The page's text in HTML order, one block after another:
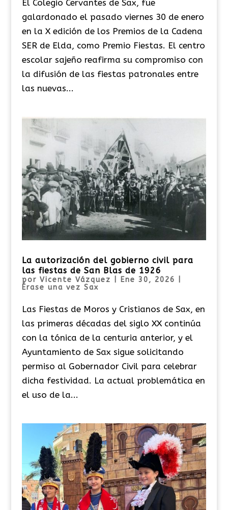
El Colegio Cervantes de Sax, fue
galardonado el pasado viernes 30 de enero
en la X edición de los Premios de la Cadena
SER de Elda, como Premio Fiestas. El centro
escolar sajeño reafirma su compromiso con
la difusión de las fiestas patronales entre
las nuevas...
La autorización del gobierno civil para
las fiestas de San Blas de 1926
por Vicente Vázquez Ene 30, 2026
Érase una vez Sax
Las Fiestas de Moros y Cristianos de Sax, en
las primeras décadas del siglo XX continúa
con la tónica de la centuria anterior, y el
Ayuntamiento de Sax sigue solicitando
permiso al Gobernador Civil para celebrar
dicha festividad. La actual problemática en
el uso de la...